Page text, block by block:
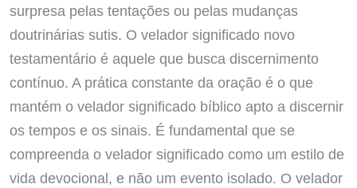
surpresa pelas tentações ou pelas mudanças
doutrinárias sutis. O velador significado novo
testamentário é aquele que busca discernimento
contínuo. A prática constante da oração é o que
mantém o velador significado bíblico apto a discernir
os tempos e os sinais. É fundamental que se
compreenda o velador significado como um estilo de
vida devocional, e não um evento isolado. O velador